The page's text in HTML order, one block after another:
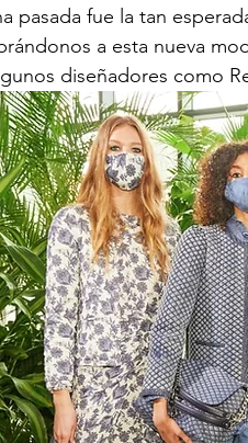
pasada fue la tan
a esta nueva
diseñadores como